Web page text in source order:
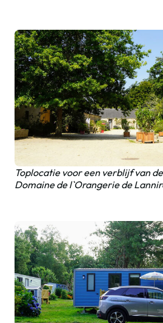
Toplocatie voor een verblijf van
Domaine de l`Orangerie de